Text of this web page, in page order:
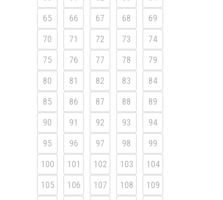
65
66 67 68
69
70
71 72 73
74
75
76 77 78
79
80
81 82 83
84
85
86 87 88
89
90
91 92 93
94
95
96 97 98
99
100
101 102 103
104
105
106 107 108
109